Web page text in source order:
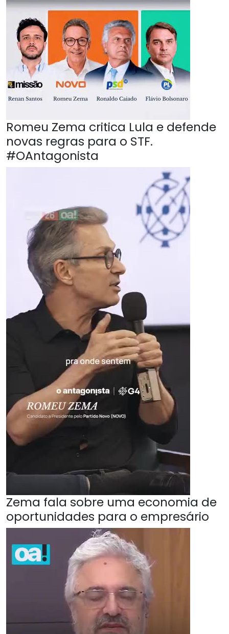
Romeu Zema critica Lula e defende
novas regras para o STF.
#OAntagonista
Zema fala sobre uma economia de
oportunidades para o empresário